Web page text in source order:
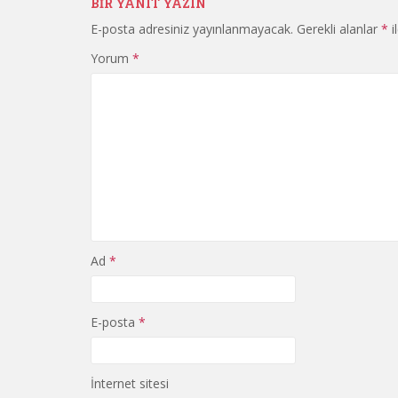
E-posta adresiniz yayınlanmayacak. Gerekli alanlar *
Yorum *
Ad *
E-posta *
İnternet sitesi